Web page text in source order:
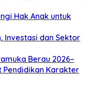
Hak Anak untuk
Investasi dan Sektor
Berau 2026–
Pendidikan Karakter